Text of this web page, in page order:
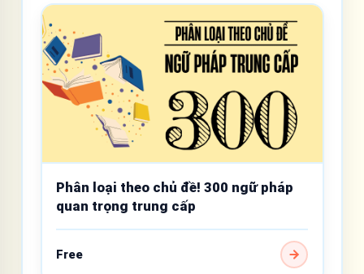
Phân loại theo chủ đề! 300 ngữ pháp
quan trọng trung cấp
Free